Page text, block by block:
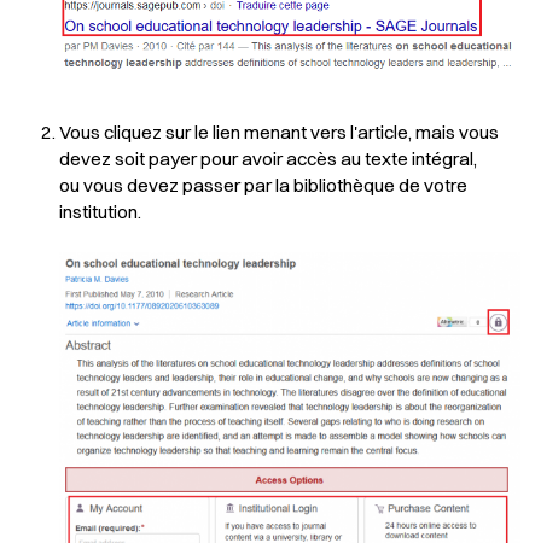
Vous cliquez sur le lien menant vers l'article, mais vous
devez soit payer pour avoir accès au texte intégral,
ou vous devez passer par la bibliothèque de votre
institution.